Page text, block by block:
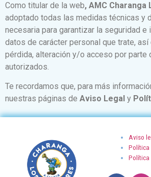
Como titular de la web, AMC Charanga
adoptado todas las medidas técnicas y
necesaria para garantizar la seguridad e
datos de carácter personal que trate, así
pérdida, alteración y/o acceso por parte
autorizados.
Te recordamos que, para más
nuestras páginas de Aviso Legal y
Aviso
Política
Política